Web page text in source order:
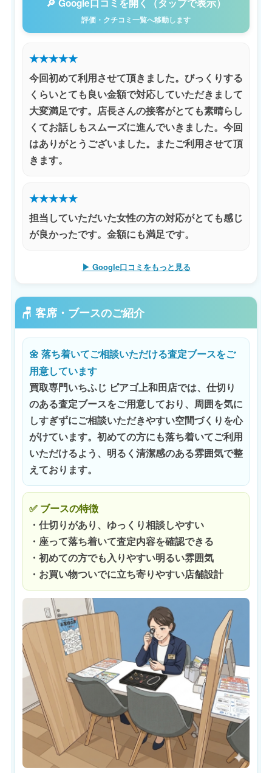
🔎 Google口コミを開く（タップで表示）
評価・クチコミ一覧へ移動します
★★★★★
今回初めて利用させて頂きました。びっくりする
くらいとても良い金額で対応していただきまして
大変満足です。店長さんの接客がとても素晴らし
くてお話しもスムーズに進んでいきました。今回
はありがとうございました。またご利用させて頂
きます。
★★★★★
担当していただいた女性の方の対応がとても感じ
が良かったです。金額にも満足です。
▶ Google口コミをもっと見る
🪑 客席・ブースのご紹介
🌼 落ち着いてご相談いただける査定ブースをご
用意しています
買取専門いちふじ ピアゴ上和田店では、仕切り
のある査定ブースをご用意しており、周囲を気に
しすぎずにご相談いただきやすい空間づくりを心
がけています。初めての方にも落ち着いてご利用
いただけるよう、明るく清潔感のある雰囲気で整
えております。
✅ ブースの特徴
・仕切りがあり、ゆっくり相談しやすい
・座って落ち着いて査定内容を確認できる
・初めての方でも入りやすい明るい雰囲気
・お買い物ついでに立ち寄りやすい店舗設計